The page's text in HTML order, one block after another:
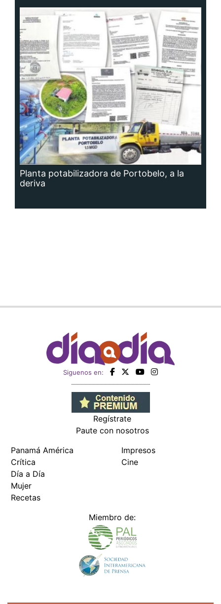
Planta potabilizadora de Portobelo, a la
deriva
Siguenos en:
Regístrate
Paute con nosotros
Panamá América
Crítica
Día a Día
Mujer
Recetas
Impresos
Cine
Miembro de: